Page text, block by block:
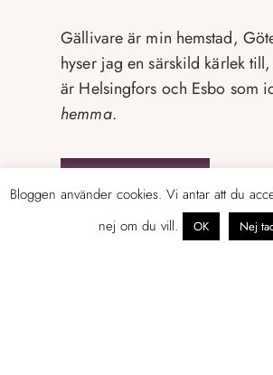
Gällivare är min hemstad,
hyser jag en särskild kärlek
är Helsingfors och Esbo som
hemma.
Bloggen använder cookies. Vi antar att du
nej om du vill.
OK Nej